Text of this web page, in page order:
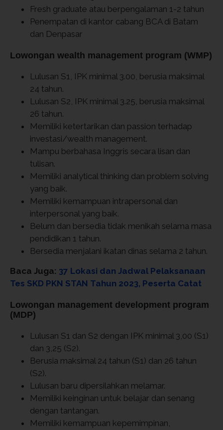
Fresh graduate atau berpengalaman 1-2 tahun
Penempatan di kantor cabang BCA di Batam
dan Denpasar
Lowongan wealth management program (WMP)
Lulusan S1, IPK minimal 3.00, berusia maksimal
24 tahun.
Lulusan S2, IPK minimal 3.25, berusia maksimal
26 tahun.
Memiliki ketertarikan dan passion terhadap
investasi/wealth management.
Mampu berbahasa Inggris secara lisan dan
tulisan.
Memiliki analytical thinking dan problem solving
yang baik.
Memiliki kemampuan intrapersonal dan
interpersonal yang baik.
Belum dan bersedia tidak menikah selama masa
pendidikan 1 tahun.
Bersedia menjalani ikatan dinas selama 2 tahun.
Baca Juga: 37 Lokasi dan Jadwal Pelaksanaan
Tes SKD PKN STAN Tahun 2023, Peserta Catat
Lowongan management development program
(MDP)
Lulusan S1 dan S2 dengan IPK minimal 3,00 (S1)
dan 3,25 (S2).
Berusia maksimal 24 tahun (S1) dan 26 tahun
(S2).
Lulusan baru dipersilahkan melamar.
Memiliki keinginan untuk belajar dan senang
dengan tantangan.
Memiliki kemampuan kepemimpinan,